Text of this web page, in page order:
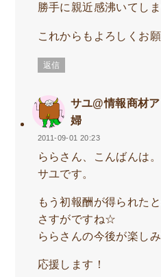
勝手に親近感沸いてし
これからもよろしくお
返信
サユ@情報商材
婦
2011-09-01 20:23
ららさん、こんばんは。
サユです。
もう初報酬が得られたと
さすがですね☆
ららさんの今後が楽しみ
応援します！